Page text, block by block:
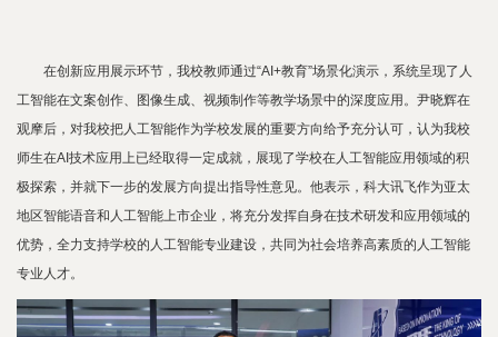
在创新应用展示环节，我校教师通过“AI+教育”场景化演示，系统呈现了人
工智能在文案创作、图像生成、视频制作等教学场景中的深度应用。尹晓辉在
观摩后，对我校把人工智能作为学校发展的重要方向给予充分认可，认为我校
师生在AI技术应用上已经取得一定成就，展现了学校在人工智能应用领域的积
极探索，并就下一步的发展方向提出指导性意见。他表示，科大讯飞作为亚太
地区智能语音和人工智能上市企业，将充分发挥自身在技术研发和应用领域的
优势，全力支持学校的人工智能专业建设，共同为社会培养高素质的人工智能
专业人才。